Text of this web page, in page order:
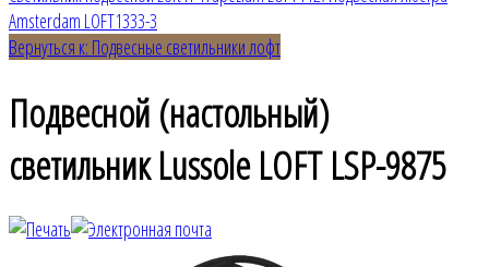
Amsterdam LOFT1333-3
Вернуться к: Подвесные светильники лофт
Подвесной (настольный)
светильник Lussole LOFT LSP-9875